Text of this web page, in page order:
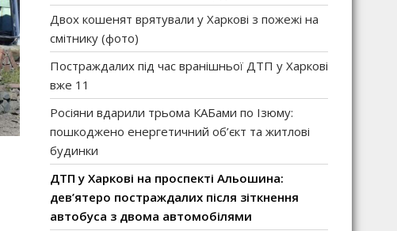
Двох кошенят врятували у Харкові з пожежі на
смітнику (фото)
Постраждалих під час вранішньої ДТП у Харкові
вже 11
Росіяни вдарили трьома КАБами по Ізюму:
пошкоджено енергетичний об’єкт та житлові
будинки
ДТП у Харкові на проспекті Альошина:
дев’ятеро постраждалих після зіткнення
автобуса з двома автомобілями